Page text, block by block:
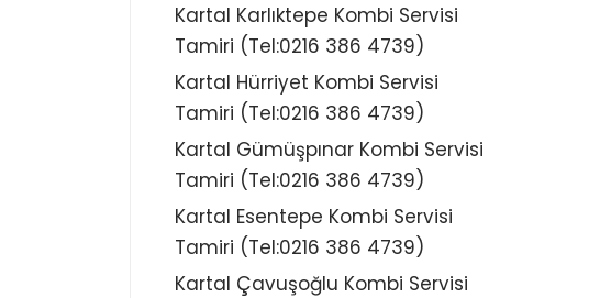
Kartal Karlıktepe Kombi Servisi
Tamiri (Tel:0216 386 4739)
Kartal Hürriyet Kombi Servisi
Tamiri (Tel:0216 386 4739)
Kartal Gümüşpınar Kombi Servisi
Tamiri (Tel:0216 386 4739)
Kartal Esentepe Kombi Servisi
Tamiri (Tel:0216 386 4739)
Kartal Çavuşoğlu Kombi Servisi